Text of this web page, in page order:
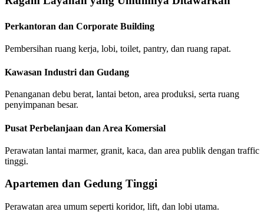
Perkantoran dan Corporate Building
Pembersihan ruang kerja, lobi, toilet, pantry, dan ruang rapat.
Kawasan Industri dan Gudang
Penanganan debu berat, lantai beton, area produksi, serta ruang
penyimpanan besar.
Pusat Perbelanjaan dan Area Komersial
Perawatan lantai marmer, granit, kaca, dan area publik dengan traffic
tinggi.
Apartemen dan Gedung Tinggi
Perawatan area umum seperti koridor, lift, dan lobi utama.